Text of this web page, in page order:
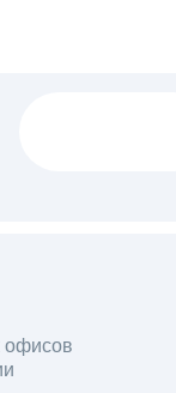
офисов
в день